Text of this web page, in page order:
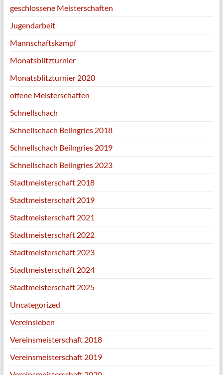
geschlossene Meisterschaften
Jugendarbeit
Mannschaftskampf
Monatsblitzturnier
Monatsblitzturnier 2020
offene Meisterschaften
Schnellschach
Schnellschach Beilngries 2018
Schnellschach Beilngries 2019
Schnellschach Beilngries 2023
Stadtmeisterschaft 2018
Stadtmeisterschaft 2019
Stadtmeisterschaft 2021
Stadtmeisterschaft 2022
Stadtmeisterschaft 2023
Stadtmeisterschaft 2024
Stadtmeisterschaft 2025
Uncategorized
Vereinsleben
Vereinsmeisterschaft 2018
Vereinsmeisterschaft 2019